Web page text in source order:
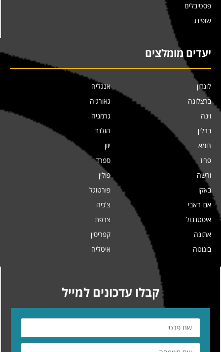
פסטיבלים
שופינג
יעדים מומלצים
לונדון
ברצלונה
וינה
ברלין
רומא
פריז
ורשה
באקו
אבו דאבי
איסטנבול
אתונה
בוגוטה
אנגליה
גאורגיה
גרמניה
הולנד
יוון
ספרד
פולין
פורטוגל
צ'כיה
צרפת
קפריסין
איטליה
קבלו עדכונים למייל